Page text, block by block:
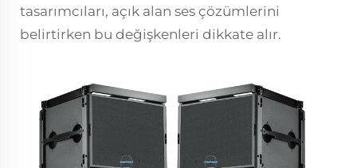
tasarımcıları, açık alan ses çözümlerini
belirtirken bu değişkenleri dikkate alır.